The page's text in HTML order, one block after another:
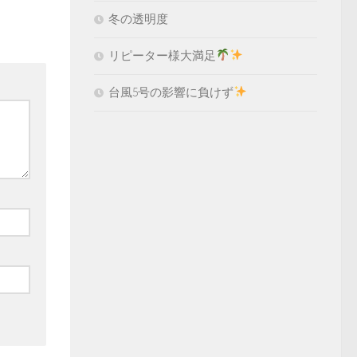
冬の透明度
リピーター様大満足
台風5号の影響に負けず